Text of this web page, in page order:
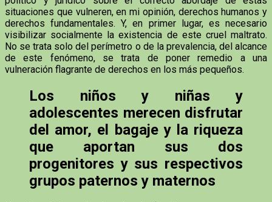
situaciones que vulneren, en mi opinión, derechos humanos y
derechos fundamentales. Y, en primer lugar, es necesario
visibilizar socialmente la existencia de este cruel maltrato.
No se trata solo del perímetro o de la prevalencia, del alcance
de este fenómeno, se trata de poner remedio a una
vulneración flagrante de derechos en los más pequeños.
Los niños y niñas y
adolescentes merecen disfrutar
del amor, el bagaje y la riqueza
que aportan sus dos
progenitores y sus respectivos
grupos paternos y maternos